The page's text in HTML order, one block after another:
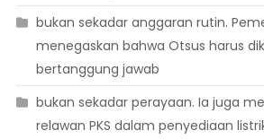
bukan sekadar anggaran rutin.
menegaskan bahwa Otsus harus
bertanggung jawab
bukan sekadar perayaan. Ia juga
relawan PKS dalam penyediaan